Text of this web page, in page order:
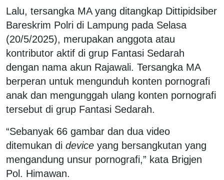
Lalu, tersangka MA yang ditangkap Dittipidsiber
Bareskrim Polri di Lampung pada Selasa
(20/5/2025), merupakan anggota atau
kontributor aktif di grup Fantasi Sedarah
dengan nama akun Rajawali. Tersangka MA
berperan untuk mengunduh konten pornografi
anak dan mengunggah ulang konten pornografi
tersebut di grup Fantasi Sedarah.
“Sebanyak 66 gambar dan dua video
ditemukan di device yang bersangkutan yang
mengandung unsur pornografi,” kata Brigjen
Pol. Himawan.